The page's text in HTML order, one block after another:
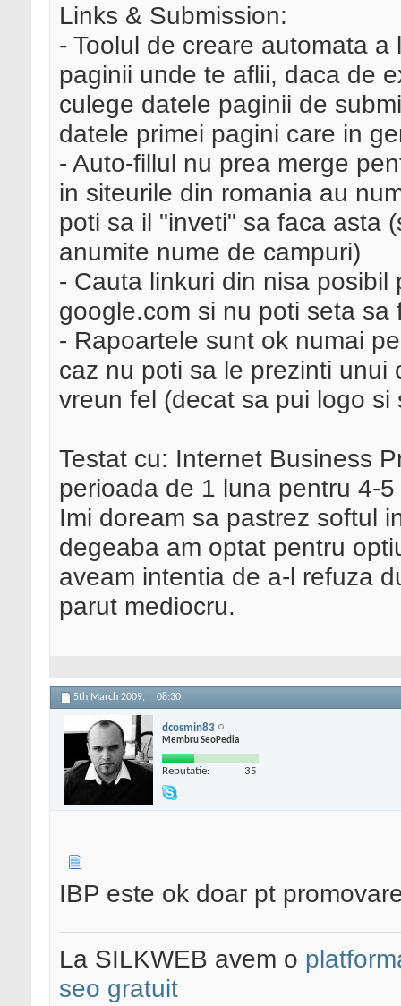
Links & Submission:
- Toolul de creare automata
paginii unde te aflii, daca de
culege datele paginii de
datele primei pagini care in
- Auto-fillul nu prea merge
in siteurile din romania au
poti sa il "inveti" sa faca asta
anumite nume de campuri)
- Cauta linkuri din nisa
google.com si nu poti seta sa
- Rapoartele sunt ok numai
caz nu poti sa le prezinti unui
vreun fel (decat sa pui logo si
Testat cu: Internet Business
perioada de 1 luna pentru 4-5
Imi doream sa pastrez softul
degeaba am optat pentru
aveam intentia de a-l refuza
parut mediocru.
5th March 2009, 08:30
dcosmin83
Membru SeoPedia
Reputatie: 35
IBP este ok doar pt
La SILKWEB avem o
seo gratuit